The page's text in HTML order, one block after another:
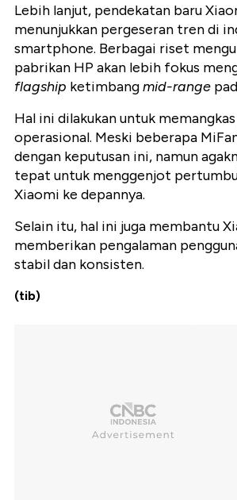
Lebih lanjut, pendekatan baru
menunjukkan pergeseran tren di
smartphone. Berbagai riset
pabrikan HP akan lebih fokus
flagship ketimbangmid-range
Hal ini dilakukan untuk
operasional. Meski beberapa
dengan keputusan ini, namun
tepat untuk menggenjot
Xiaomi ke depannya.
Selain itu, hal ini juga membantu
memberikan pengalaman
stabil dan konsisten.
(tib)